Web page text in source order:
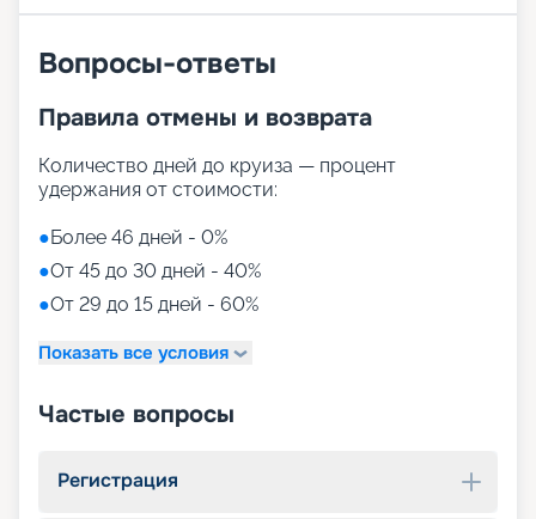
Вопросы-ответы
Правила отмены и возврата
Количество дней до круиза — процент
удержания от стоимости:
●Более 46 дней - 0%
●От 45 до 30 дней - 40%
●От 29 до 15 дней - 60%
Показать все условия
Частые вопросы
Регистрация